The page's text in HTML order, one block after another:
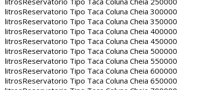
litrosReservatorio Tipo Taca Coluna Cheia 300000
litrosReservatorio Tipo Taca Coluna Cheia 350000
litrosReservatorio Tipo Taca Coluna Cheia 400000
litrosReservatorio Tipo Taca Coluna Cheia 450000
litrosReservatorio Tipo Taca Coluna Cheia 500000
litrosReservatorio Tipo Taca Coluna Cheia 550000
litrosReservatorio Tipo Taca Coluna Cheia 600000
litrosReservatorio Tipo Taca Coluna Cheia 650000